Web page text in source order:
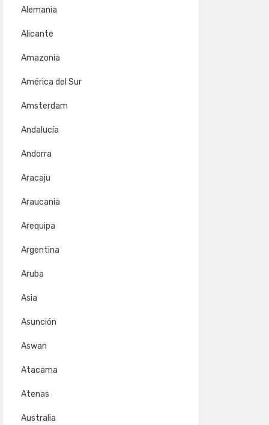
Alemania
Alicante
Amazonia
América del Sur
Amsterdam
Andalucía
Andorra
Aracaju
Araucania
Arequipa
Argentina
Aruba
Asia
Asunción
Aswan
Atacama
Atenas
Australia